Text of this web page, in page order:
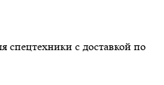
спецтехники с доставкой по